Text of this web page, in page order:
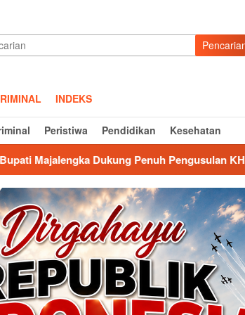
INDEKS
Peristiwa Pendidikan Kesehatan
Penuh Pengusulan KH. Abbas Abdul Jamil